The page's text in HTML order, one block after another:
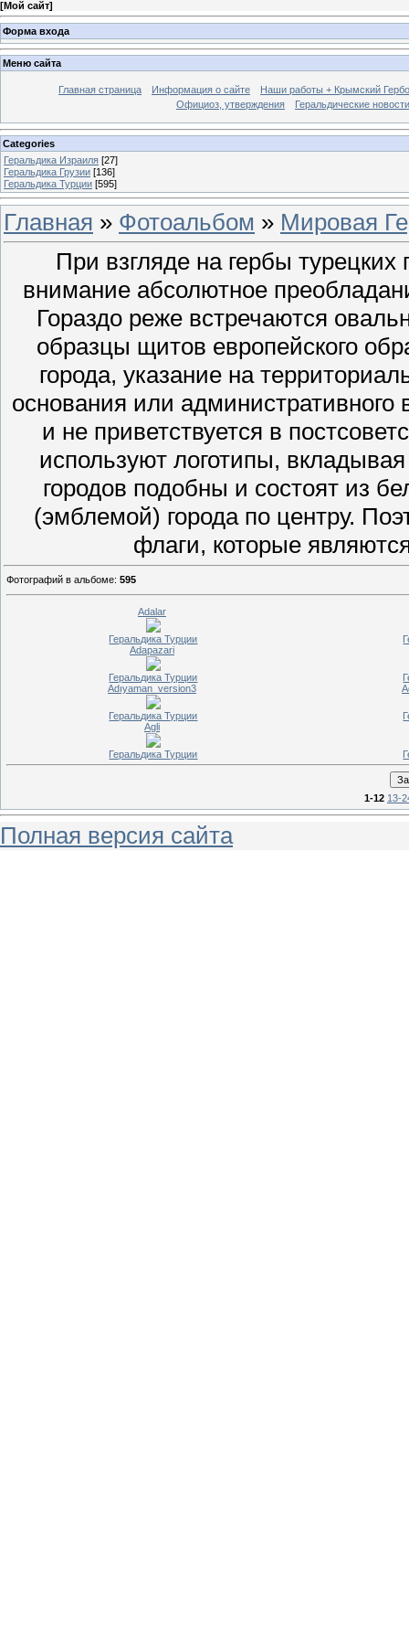
[Мой сайт]
Форма входа
Меню сайта
Главная страница Информация о сайте
Наши работы + Крымский
Официоз, утверждения
Геральдические новости
Categories
Геральдика Израиля [27]
Геральдика Грузии [136]
Геральдика Турции [595]
Главная » Фотоальбом » Мировая
При взгляде на гербы
внимание абсолютное
Гораздо реже встречаются
образцы щитов европейского
города, указание на
основания или
и не приветствуется в
используют логотипы,
городов подобны и состоят из
(эмблемой) города по центру.
флаги, которые
Фотографий в альбоме: 595
Adalar
Геральдика Турции
Adapazari
Геральдика Турции
Adıyaman_version3
Геральдика Турции
Agli
Геральдика Турции
1-12 13-
Полная версия сайта